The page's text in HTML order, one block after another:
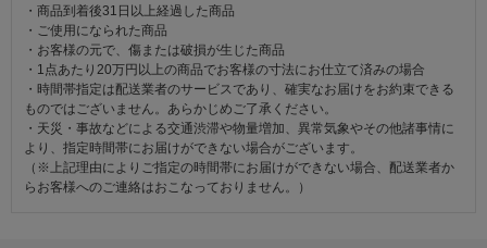
・商品到着後31日以上経過した商品
・ご使用になられた商品
・お客様の元で、傷または破損が生じた商品
・1点あたり20万円以上の商品でお客様の寸法にお仕立て済みの場合
・時間帯指定は配送業者のサービスであり、確実なお届けをお約束できる
ものではございません。あらかじめご了承ください。
・天災・事故などによる交通渋滞や物量増加、異常気象やその他諸事情に
より、指定時間帯にお届けができない場合がございます。
（※上記理由によりご指定の時間帯にお届けができない場合、配送業者か
らお客様へのご連絡はおこなっておりません。）